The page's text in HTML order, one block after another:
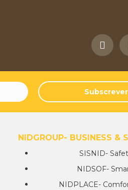
Subscrever
NIDGROUP- BUSINESS &
SISNID-
NIDSOF-
NIDPLACE-